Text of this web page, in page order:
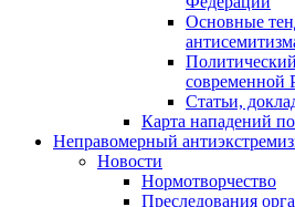
Основные
современной
Статьи,
Карта нападений
Неправомерный
Новости
Нормотворчество
Преследования